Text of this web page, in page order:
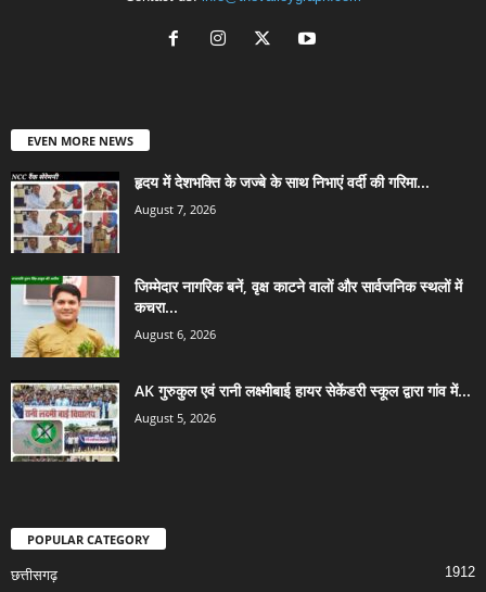
EVEN MORE NEWS
हृदय में देशभक्ति के जज्बे के साथ निभाएं वर्दी की गरिमा...
August 7, 2026
जिम्मेदार नागरिक बनें, वृक्ष काटने वालों और सार्वजनिक स्थलों में
कचरा...
August 6, 2026
AK गुरुकुल एवं रानी लक्ष्मीबाई हायर सेकेंडरी स्कूल द्वारा गांव में...
August 5, 2026
POPULAR CATEGORY
छत्तीसगढ़ 1912